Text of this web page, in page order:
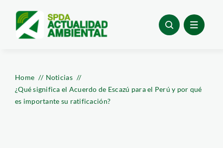
content
Home
Noticias
¿Qué significa el Acuerdo de Escazú para el Perú y por qué
es importante su ratificación?